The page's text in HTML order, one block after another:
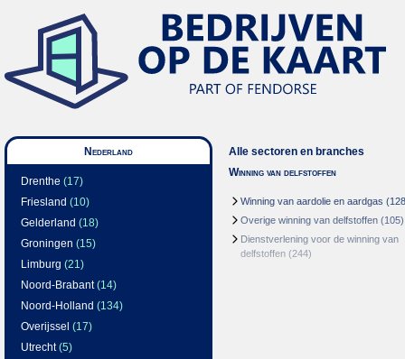
Nederland
Drenthe (17)
Friesland (10)
Gelderland (18)
Groningen (15)
Limburg (21)
Noord-Brabant(14)
Noord-Holland (134)
Overijssel (17)
Utrecht(5)
Alle sectoren en branches
Winning van delfstoffen
Winning van aardolie en aardgas
Overige winning van delfstoffen (105)
Dienstverlening voor de winning van
delfstoffen (244)